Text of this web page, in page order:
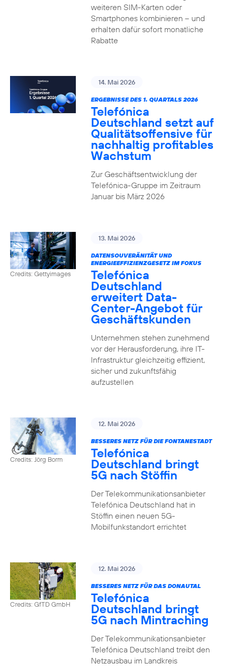
weiteren SIM-Karten oder
Smartphones kombinieren – und
erhalten dafür sofort monatliche
Rabatte
14. Mai 2026
ERGEBNISSE DES 1. QUARTALS 2026
Telefónica
Deutschland setzt auf
Qualitätsoffensive für
nachhaltig profitables
Wachstum
Zur Geschäftsentwicklung der
Telefónica-Gruppe im Zeitraum
Januar bis März 2026
Credits: Gettyimages
13. Mai 2026
DATENSOUVERÄNITÄT UND
ENERGIEEFFIZIENZGESETZ IM FOKUS
Telefónica
Deutschland
erweitert Data-
Center-Angebot für
Geschäftskunden
Unternehmen stehen zunehmend
vor der Herausforderung, ihre IT-
Infrastruktur gleichzeitig effizient,
sicher und zukunftsfähig
aufzustellen
Credits: Jörg Borm
12. Mai 2026
BESSERES NETZ FÜR DIE FONTANESTADT
Telefónica
Deutschland bringt
5G nach Stöffin
Der Telekommunikationsanbieter
Telefónica Deutschland hat in
Stöffin einen neuen 5G-
Mobilfunkstandort errichtet
Credits: GfTD GmbH
12. Mai 2026
BESSERES NETZ FÜR DAS DONAUTAL
Telefónica
Deutschland bringt
5G nach Mintraching
Der Telekommunikationsanbieter
Telefónica Deutschland treibt den
Netzausbau im Landkreis